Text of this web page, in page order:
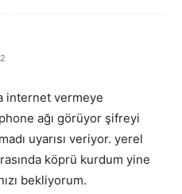
internet vermeye
ağı görüyor şifreyi
uyarısı veriyor. yerel
köprü kurdum yine
bekliyorum.